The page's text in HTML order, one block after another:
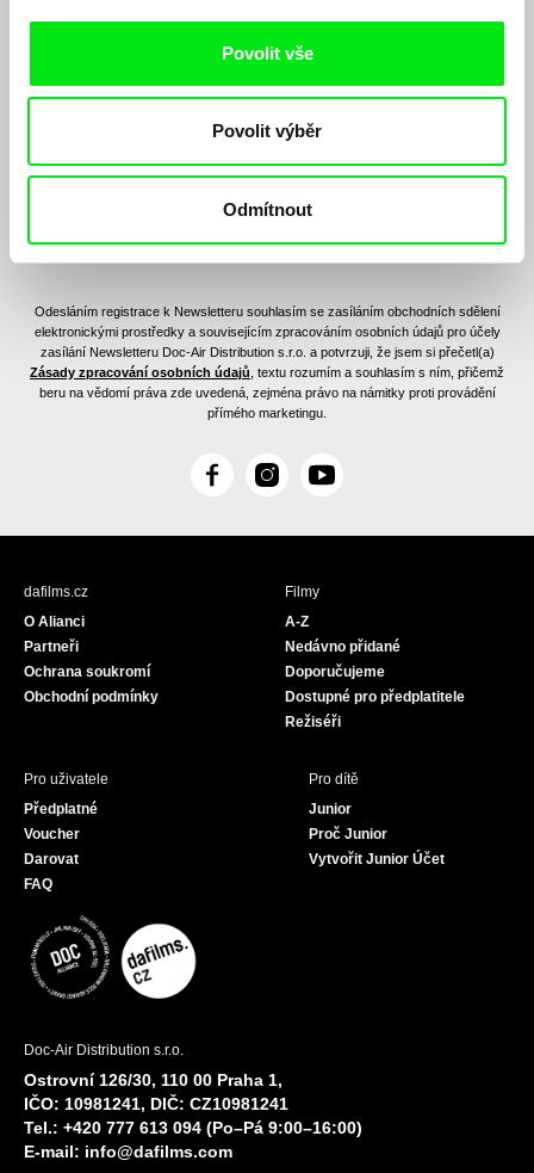
Povolit vše
Povolit výběr
Odmítnout
Chcete být pravidelně informováni o našem
filmovém programu?
Odesláním registrace k Newsletteru souhlasím se zasíláním obchodních sdělení
elektronickými prostředky a souvisejícím zpracováním osobních údajů pro účely
zasílání Newsletteru Doc-Air Distribution s.r.o. a potvrzuji, že jsem si přečetl(a)
Zásady zpracování osobních údajů , textu rozumím a souhlasím s ním, přičemž
beru na vědomí práva zde uvedená, zejména právo na námitky proti provádění
přímého marketingu.
F
c
I
s
Y
u
dafilms.cz
O Alianci
Partneři
Ochrana soukromí
Obchodní podmínky
Filmy
A-Z
Nedávno přidané
Doporučujeme
Dostupné pro předplatitele
Režiséři
Pro uživatele
Předplatné
Voucher
Darovat
FAQ
Pro dítě
Junior
Proč Junior
Vytvořit Junior Účet
Doc-Air Distribution s.r.o.
Ostrovní 126/30, 110 00 Praha 1,
IČO: 10981241, DIČ: CZ10981241
Tel.: +420 777 613 094 (Po–Pá 9:00–16:00)
E-mail: info@dafilms.com